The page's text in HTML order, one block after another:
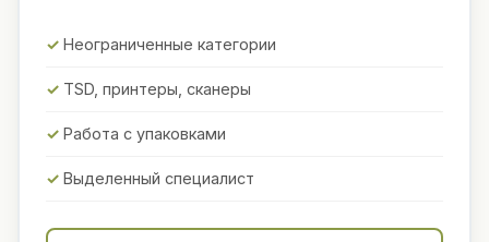
Неограниченные категории
TSD, принтеры, сканеры
Работа с упаковками
Выделенный специалист